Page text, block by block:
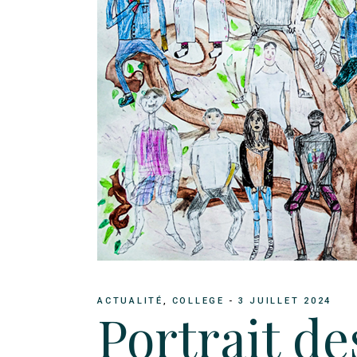
ACTUALITÉ COLLEGE 3 JUILLET 2024
Portrait